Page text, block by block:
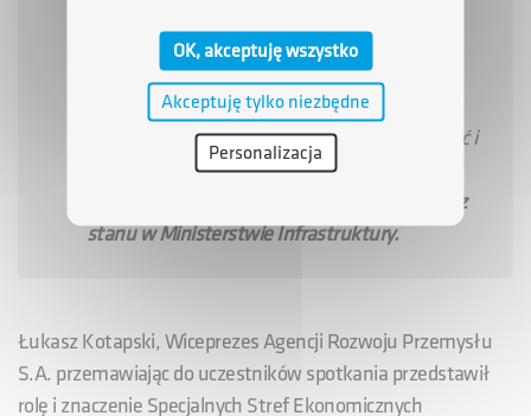
Ministerstwie Infrastruktury i pełnomocnik
rządu ds. CPK.-Po to się tutaj spotkaliśmy,
żebyśmy w gronie specjalistów, najlepszych w
kraju, mogli ten ważny temat przedyskutować i
przygotować możliwie najlepszą ofertę dla
Sekretarz
stanu w Ministerstwie Infrastruktury.
Łukasz Kotapski, Wiceprezes Agencji Rozwoju Przemysłu
S.A. przemawiając do uczestników spotkania przedstawił
rolę i znaczenie Specjalnych Stref Ekonomicznych
OK, akceptuję wszystko
Akceptuję tylko niezbędne
Personalizacja